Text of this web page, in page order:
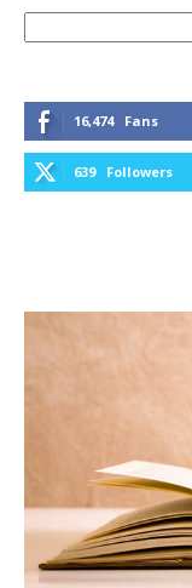
16,474 Fans
639 Followers